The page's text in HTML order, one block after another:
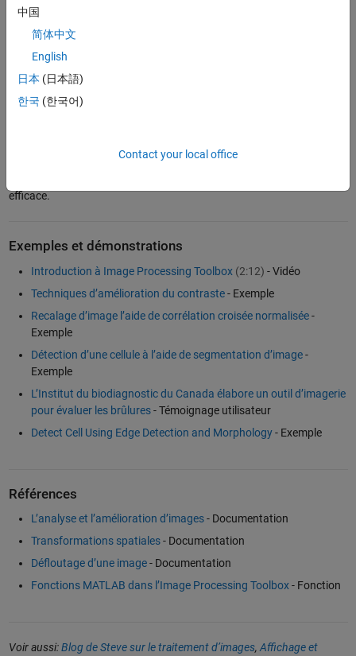
aérienne et une orthoimage
MATLAB®avec l'
environnement complet pour l'analyse, la visualisation et le
développement d’algorithmes.
fournissant des fonctionnalités de vision par ordinateur. Cela vous
efficace.
Exemples et démonstrations
Introduction à Image Processing Toolbox(2:12) - Vidéo
Techniques d’amélioration du contraste- Exemple
Recalage d’image l’aide de corrélation croisée normalisée-
Exemple
Détection d’une cellule à l’aide de segmentation d’image-
Exemple
L’Institut du biodiagnostic du Canada élabore un outil d’imagerie
pour évaluer les brûlures- Témoignage utilisateur
Detect Cell Using Edge Detection and Morphology- Exemple
Références
L’analyse et l’amélioration d’images- Documentation
Transformations spatiales- Documentation
Défloutage d’une image- Documentation
Fonctions MATLAB dans l’Image Processing Toolbox- Fonction
Voir aussi:Blog de Steve sur le traitement d’images, Affichage et
中国
简体中文
English
日本 (日本語)
한국 (한국어)
Contact your local office